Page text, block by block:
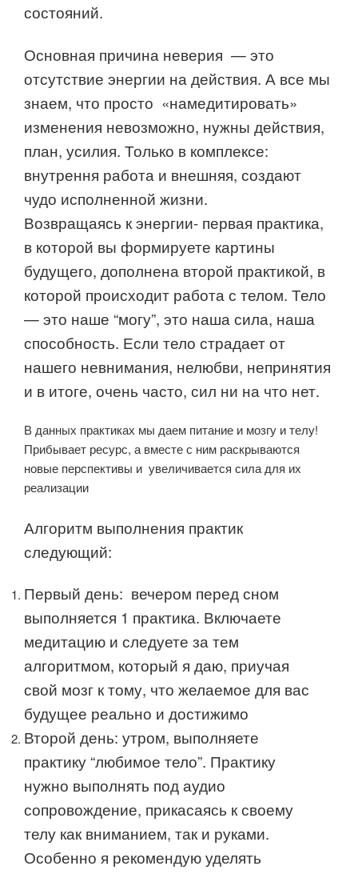
состояний.
Основная причина неверия — это
отсутствие энергии на действия. А все мы
знаем, что просто «намедитировать»
изменения невозможно, нужны действия,
план, усилия. Только в комплексе:
внутрення работа и внешняя, создают
чудо исполненной жизни.
Возвращаясь к энергии- первая практика,
в которой вы формируете картины
будущего, дополнена второй практикой, в
которой происходит работа с телом. Тело
— это наше “могу”, это наша сила, наша
способность. Если тело страдает от
нашего невнимания, нелюбви, непринятия
и в итоге, очень часто, сил ни на что нет.
В данных практиках мы даем питание и мозгу и телу!
Прибывает ресурс, а вместе с ним раскрываются
новые перспективы и увеличивается сила для их
реализации
Алгоритм выполнения практик
следующий:
Первый день: вечером перед сном
выполняется 1 практика. Включаете
медитацию и следуете за тем
алгоритмом, который я даю, приучая
свой мозг к тому, что желаемое для вас
будущее реально и достижимо
Второй день: утром, выполняете
практику “любимое тело”. Практику
нужно выполнять под аудио
сопровождение, прикасаясь к своему
телу как вниманием, так и руками.
Особенно я рекомендую уделять